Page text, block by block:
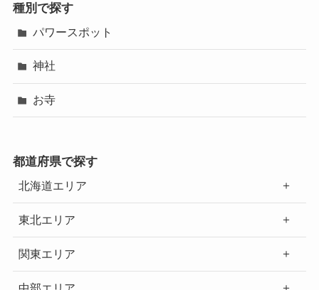
種別で探す
パワースポット
神社
お寺
都道府県で探す
北海道エリア
東北エリア
関東エリア